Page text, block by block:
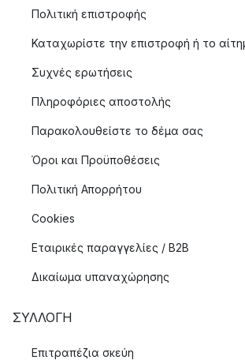
Πολιτική επιστροφής
Καταχωρίστε την επιστροφή ή το
Συχνές ερωτήσεις
Πληροφόριες αποστολής
Παρακολουθείστε το δέμα σας
Όροι και Προϋποθέσεις
Πολιτική Απορρήτου
Cookies
Εταιρικές παραγγελίες / B2B
Δικαίωμα υπαναχώρησης
ΣΥΛΛΟΓΉ
Επιτραπέζια σκεύη